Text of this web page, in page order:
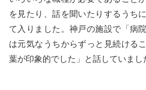
を見たり、話を聞いたりするうち
て入りました。神戸の施設で「病
は元気なうちからずっと見続ける
葉が印象的でした」と話していまし